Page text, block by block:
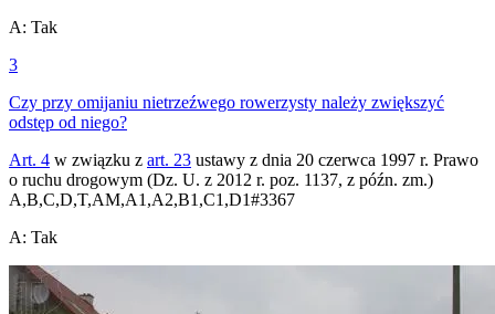
A: Tak
3
Czy przy omijaniu nietrzeźwego rowerzysty należy zwiększyć
odstęp od niego?
Art. 4 w związku z art. 23 ustawy z dnia 20 czerwca 1997 r. Prawo
o ruchu drogowym (Dz. U. z 2012 r. poz. 1137, z późn. zm.)
A,B,C,D,T,AM,A1,A2,B1,C1,D1#3367
A: Tak